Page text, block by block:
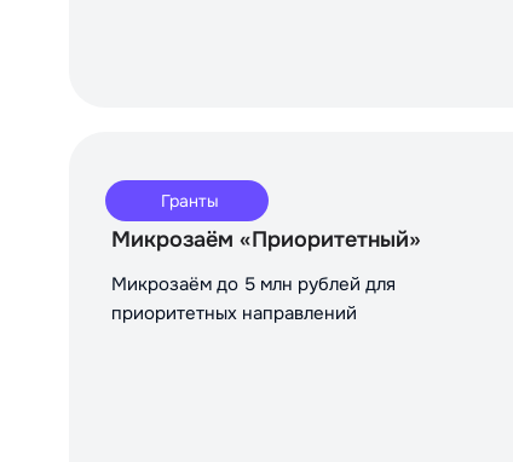
Гранты
Микрозаём «Приоритетный»
Микрозаём до 5 млн рублей для
приоритетных направлений